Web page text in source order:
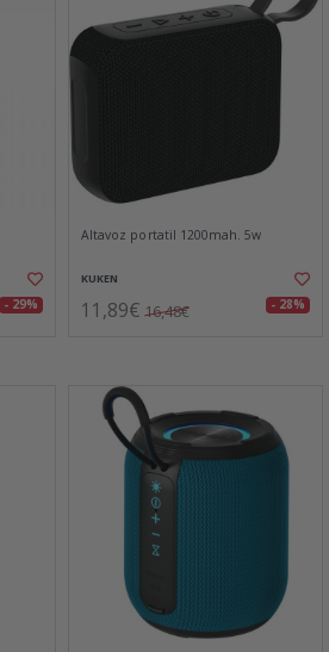
- 29%
Altavoz portatil 1200mah. 5w
KUKEN
11,89€ 16,48€ - 28%